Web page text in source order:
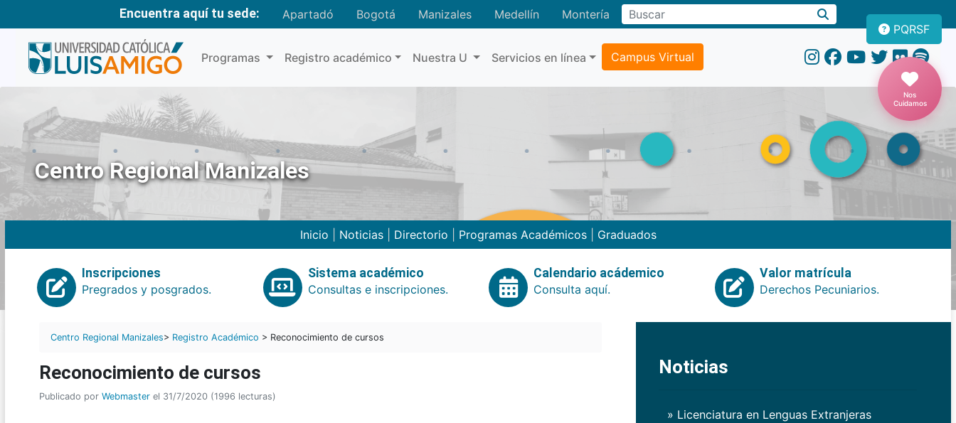
Encuentra aquí tu sede: Apartadó Bogotá Manizales Medellín Montería
Programas Registro académico Nuestra U Servicios en línea Campus Virtual
PQRSF
Nos
Cuidamos
Centro Regional Manizales
Inicio Noticias| Directorio Programas Académicos| Graduados
Inscripciones
Pregrados y posgrados.
Sistema académico
Consultas e inscripciones.
Calendario acádemico
Consulta aquí.
Valor matrícula
Derechos Pecuniarios.
Centro Regional Manizales> Registro Académico > Reconocimiento de cursos
Reconocimiento de cursos
Publicado por Webmaster el 31/7/2020 (1996 lecturas)
Noticias
» Licenciatura en Lenguas Extranjeras